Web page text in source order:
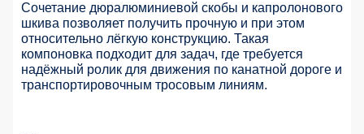
Сочетание дюралюминиевой скобы и капролонового
шкива позволяет получить прочную и при этом
относительно лёгкую конструкцию. Такая
компоновка подходит для задач, где требуется
надёжный ролик для движения по канатной дороге и
транспортировочным тросовым линиям.